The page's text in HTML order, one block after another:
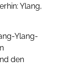
Ylang,
Ylang-
den